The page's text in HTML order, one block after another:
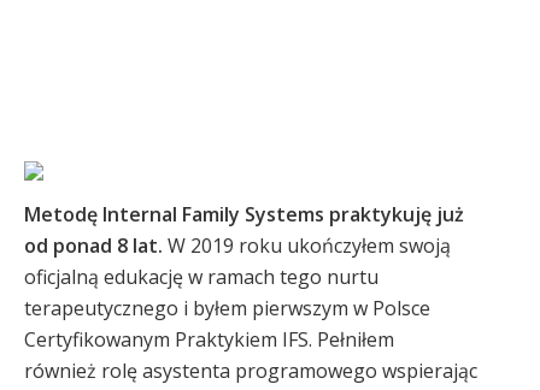
Metodę Internal Family Systems praktykuję już
od ponad 8 lat. W 2019 roku ukończyłem swoją
oficjalną edukację w ramach tego nurtu
terapeutycznego i byłem pierwszym w Polsce
Certyfikowanym Praktykiem IFS. Pełniłem
również rolę asystenta programowego wspierając